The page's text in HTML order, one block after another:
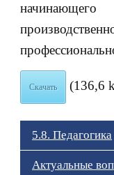
начинающего
Скачать (136,6
5.8. Педагогика
Актуальные